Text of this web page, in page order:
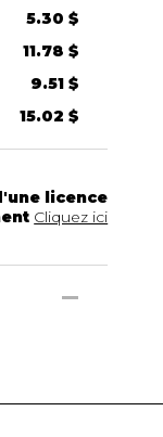
5.30 $
11.78 $
9.51 $
15.02 $
licence
Cliquez ici